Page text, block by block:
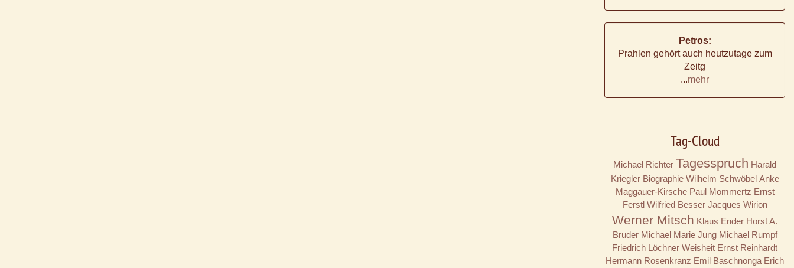
Petros:
Prahlen gehört auch heutzutage zum
Zeitg
...mehr
Tag-Cloud
Michael Richter Tagesspruch Harald
Kriegler Biographie Wilhelm Schwöbel Anke
Maggauer-Kirsche Paul Mommertz Ernst
Ferstl Wilfried Besser Jacques Wirion
Werner Mitsch Klaus Ender Horst A.
Bruder Michael Marie Jung Michael Rumpf
Friedrich Löchner Weisheit Ernst Reinhardt
Hermann Rosenkranz Emil Baschnonga Erich